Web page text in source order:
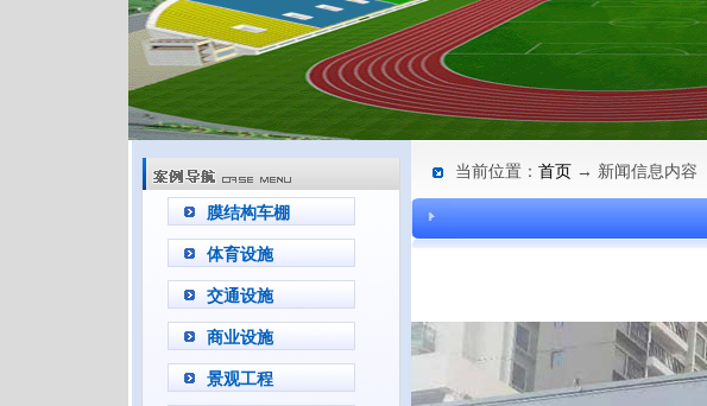
膜结构车棚
体育设施
交通设施
商业设施
景观工程
当前位置： 首页 → 新闻信息内容